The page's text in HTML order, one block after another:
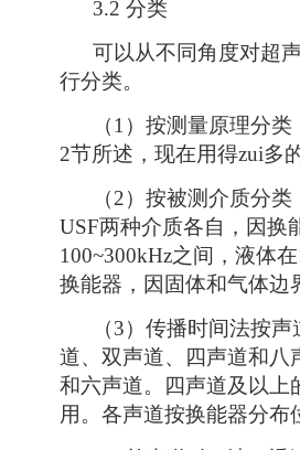
3.2 分类
可以从不同角度对超声
行分类。
（1）按测量原理分类
2节所述，现在用得zui多
（2）按被测介质分类
USF两种介质各自，因换
100~300kHz之间，液体
换能器，因固体和气体边
（3）传播时间法按声
道、双声道、四声道和八
和六声道。四声道及以上
用。各声道按换能器分